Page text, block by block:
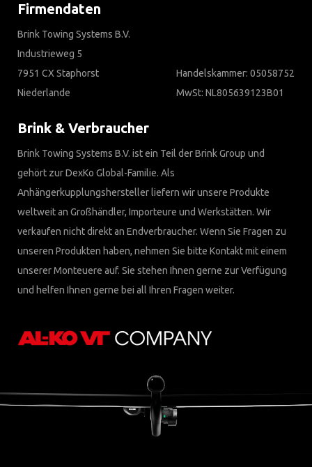
Firmendaten
Brink Towing Systems B.V.
Industrieweg 5
7951 CX Staphorst
Niederlande
Handelskammer: 05058752
MwSt: NL805639123B01
Brink & Verbraucher
Brink Towing Systems B.V. ist ein Teil der Brink Group und
gehört zur DexKo Global-Familie. Als
Anhängerkupplungshersteller liefern wir unsere Produkte
weltweit an Großhändler, Importeure und Werkstätten. Wir
verkaufen nicht direkt an Endverbraucher. Wenn Sie Fragen zu
unseren Produkten haben, nehmen Sie bitte Kontakt mit einem
unserer Monteuere auf. Sie stehen Ihnen gerne zur Verfügung
und helfen Ihnen gerne bei all Ihren Fragen weiter.